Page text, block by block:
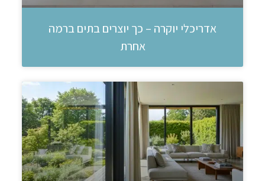
אדריכלי יוקרה – כך יוצרים בתים ברמה
אחרת